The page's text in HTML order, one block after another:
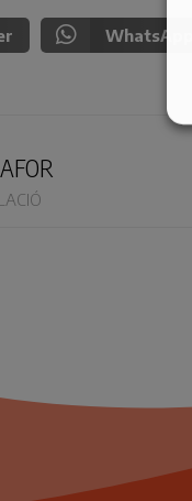
WhatsApp